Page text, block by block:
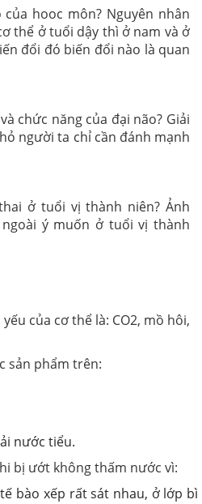
hooc môn? Nguyên nhân
thể ở tuổi dậy thì ở nam và ở
đổi đó biến đổi nào là quan
chức năng của đại não? Giải
người ta chỉ cần đánh mạnh
ở tuổi vị thành niên? Ảnh
ý muốn ở tuổi vị thành
của cơ thể là: CO2, mồ hôi,
sản phẩm trên:
nước tiểu.
bị ướt không thấm nước vì:
bào xếp rất sát nhau, ở lớp bì